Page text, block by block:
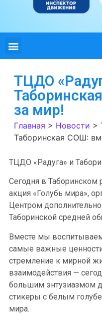
ТЦДО
за мир!
Главная > Новости >
Таборинская СОШ:
ТЦДО «Радуга» и
Сегодня в Таборинском
акция «Голубь мира»,
Центром
Таборинской средней
Вместе мы
самые важные
стремление к мирной
взаимодействия —
большим энтузиазмом
стикеры с белым
мира.